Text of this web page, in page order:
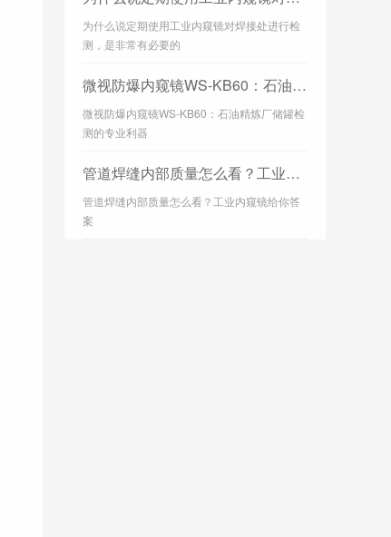
为什么说定期使用工业内窥镜对焊接处进行检
测，是非常有必要的
微视防爆内窥镜WS-KB60：石油精炼厂储罐检测的专业利器
微视防爆内窥镜WS-KB60：石油精炼厂储罐检
测的专业利器
管道焊缝内部质量怎么看？工业内窥镜给你答案
管道焊缝内部质量怎么看？工业内窥镜给你答
案